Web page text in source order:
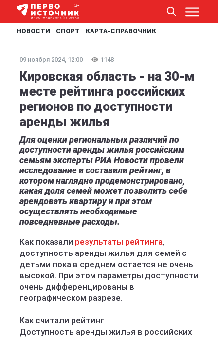
НОВОСТИ СПОРТ КАРТА-СПРАВОЧНИК
09 ноября 2024, 12:00 1148
Кировская область - на 30-м
месте рейтинга российских
регионов по доступности
аренды жилья
Для оценки региональных различий по
доступности аренды жилья российским
семьям эксперты РИА Новости провели
исследование и составили рейтинг, в
котором наглядно продемонстрировано,
какая доля семей может позволить себе
арендовать квартиру и при этом
осуществлять необходимые
повседневные расходы.
Как показали результаты рейтинга,
доступность аренды жилья для семей с
детьми пока в среднем остается не очень
высокой. При этом параметры доступности
очень дифференцированы в
географическом разрезе.
Как считали рейтинг
Доступность аренды жилья в российских